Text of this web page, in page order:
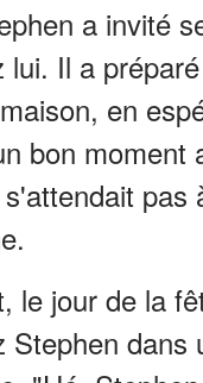
a invité
lui. Il a
en
bon moment
pas
le jour de la
Stephen dans